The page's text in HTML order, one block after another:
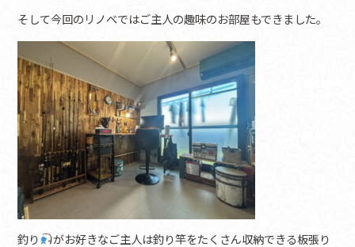
そして今回のリノベではご主人の趣味のお部屋もできました。
釣り
がお好きなご主人は釣り竿をたくさん収納できる板張り